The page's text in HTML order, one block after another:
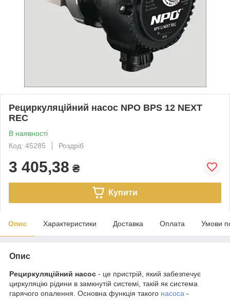
Рециркуляційний насос NPO BPS 12 NEXT
REC
В наявності
Код: 45285
Роздріб
3 405,38 ₴
Купити
Опис Характеристики Доставка Оплата Умови
Опис
Рециркуляційний насос - це пристрій, який забезпечує
циркуляцію рідини в замкнутій системі, такій як система
гарячого опалення. Основна функція такого насоса -